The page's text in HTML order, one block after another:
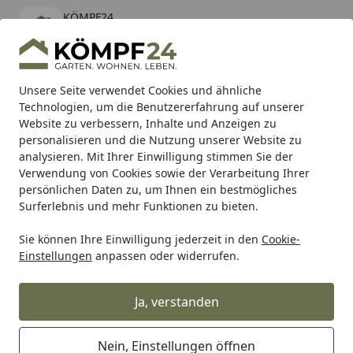
Unsere Seite verwendet Cookies und ähnliche
Technologien, um die Benutzererfahrung auf unserer
Website zu verbessern, Inhalte und Anzeigen zu
personalisieren und die Nutzung unserer Website zu
analysieren. Mit Ihrer Einwilligung stimmen Sie der
Verwendung von Cookies sowie der Verarbeitung Ihrer
persönlichen Daten zu, um Ihnen ein bestmögliches
Surferlebnis und mehr Funktionen zu bieten.
Sie können Ihre Einwilligung jederzeit in den Cookie-
Einstellungen anpassen oder widerrufen.
Ja, verstanden
Nein, Einstellungen öffnen
KÖMPF24
kostenlos - Im App Store
Hotline
Alle Produkte
Mein Konto
Suchen
Karibu Pools inkl. gratis Sandfilteranlage & Pool-
Starterset (Gesamtwert bis 468,99€)
Startseite
Alles für den Garten Ubbink Eisfreihalter Basic 25
Ubbink Eisfreihalter Basic 25